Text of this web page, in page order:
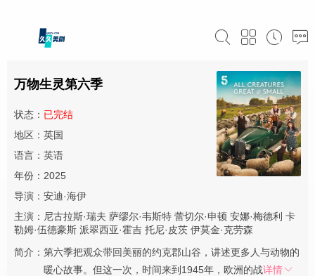
万物生灵第六季
状态： 已完结
地区：英国
语言：英语
年份：2025
导演： 安迪·海伊
主演： 尼古拉斯·瑞夫 萨缪尔·韦斯特 蕾切尔·申顿 安娜·梅德利 卡
勒姆·伍德豪斯 派翠西亚·霍吉 托尼·皮茨 伊莫金·克劳森
简介： 第六季把观众带回美丽的约克郡山谷，讲述更多人与动物的
暖心故事。但这一次，时间来到1945年，欧洲的战详情